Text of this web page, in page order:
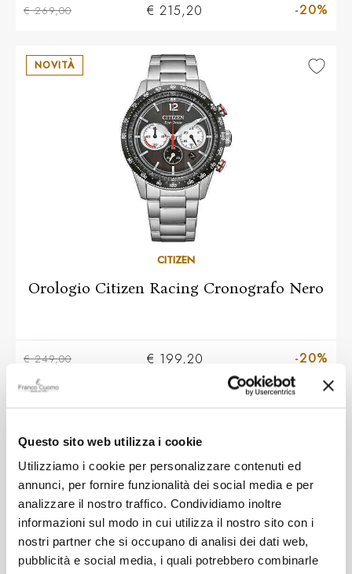
Questo sito web utilizza i cookie
Utilizziamo i cookie per personalizzare contenuti ed
annunci, per fornire funzionalità dei social media e per
analizzare il nostro traffico. Condividiamo inoltre
informazioni sul modo in cui utilizza il nostro sito con i
nostri partner che si occupano di analisi dei dati web,
pubblicità e social media, i quali potrebbero combinarle
€ 269,00 € 215,20 -20%
NOVITÀ
CITIZEN
Orologio Citizen Racing Cronografo Nero
€ 249,00 € 199,20 -20%